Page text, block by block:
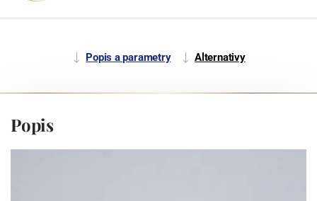
Popis a parametry Alternativy
Popis